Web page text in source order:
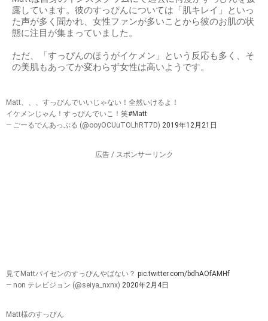
露しています。彼のすっぴんについては「肌キレイ」といっ
た声が多く聞かれ、女性ファンが多いことから彼のお肌の状
態に注目が集まっていました。
ただ、「すっぴんのほうがイケメン」という反応も多く、そ
の美肌もあってか変わらず女性は高いようです。
Matt、、、すっぴんでいいじゃない！全然いけるよ！
イケメンじゃん！すっぴんでいこ！笑#Matt
— ごーるでんあっぷる (@ooyOCUuTOLhRT7D) 2019年12月21日
広告 / スポンサーリンク
見てMattパイセンのすっぴんやばない？ pic.twitter.com/bdhAOfAMHf
— non テレビジョン (@seiya_nxnx) 2020年2月4日
Matt様のすっぴん